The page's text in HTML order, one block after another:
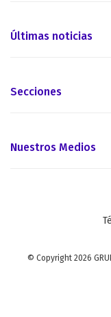
Últimas noticias
Secciones
Nuestros Medios
© Copyright 2026